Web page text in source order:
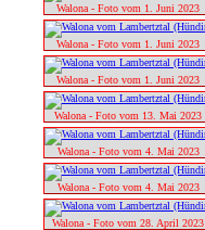
Walona - Foto vom 1. Juni 2023
Walona - Foto vom 1. Juni 2023
Walona - Foto vom 1. Juni 2023
Walona - Foto vom 13. Mai 2023
Walona - Foto vom 4. Mai 2023
Walona - Foto vom 4. Mai 2023
Walona - Foto vom 28. April 2023